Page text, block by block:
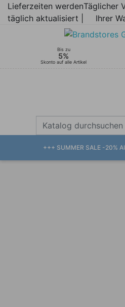
Lieferzeiten werden
täglich aktualisiert |
Täglicher
Ihrer
Bis zu
5%
Skonto auf alle Artikel
+++ SUMMER SALE -20%